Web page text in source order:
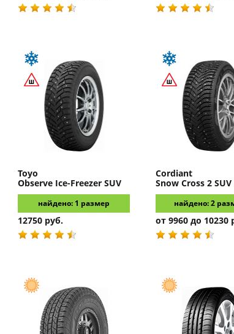
Toyo
Observe Ice-Freezer SUV
найдено: 1 размер
12750 руб.
Cordiant
Snow Cross 2 SUV
найдено: 2
от 9960 до 10230